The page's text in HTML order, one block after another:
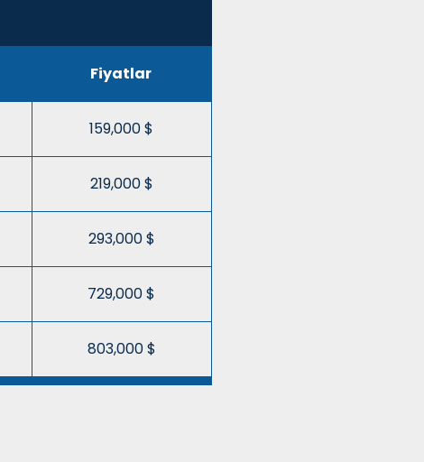
Fiyatlar
159,000 $
219,000 $
293,000 $
729,000 $
803,000 $